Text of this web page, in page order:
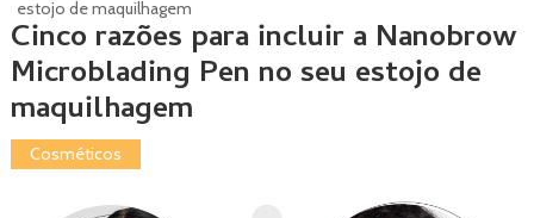
estojo de maquilhagem
Cinco razões para incluir a Nanobrow
Microblading Pen no seu estojo de
maquilhagem
Cosméticos